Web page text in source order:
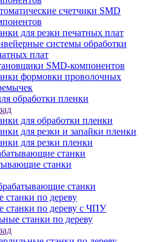
счетчики SMD
для резки печатных плат
системы обработки
плат
SMD-компонентов
формовки проволочных
обработки пленки
для обработки пленки
для резки и запайки пленки
для резки пленки
станки
станки
станки
станки по дереву
станки по дереву с ЧПУ
станки по дереву